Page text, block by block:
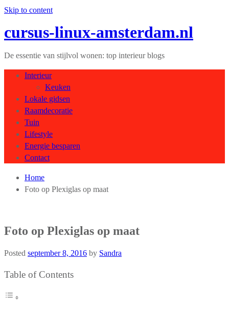
Skip to content
cursus-linux-amsterdam.nl
De essentie van stijlvol wonen: top interieur blogs
Interieur
Keuken
Lokale gidsen
Raamdecoratie
Tuin
Lifestyle
Energie besparen
Contact
Home
Foto op Plexiglas op maat
Foto op Plexiglas op maat
Posted september 8, 2016 by Sandra
Table of Contents